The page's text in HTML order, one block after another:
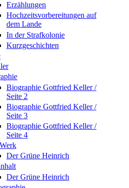
Erzählungen
Hochzeitsvorbereitungen auf
dem Lande
In der Strafkolonie
Kurzgeschichten
Biographie Gottfried Keller /
Seite 2
Biographie Gottfried Keller /
Seite 3
Biographie Gottfried Keller /
Seite 4
Der Grüne Heinrich
Der Grüne Heinrich